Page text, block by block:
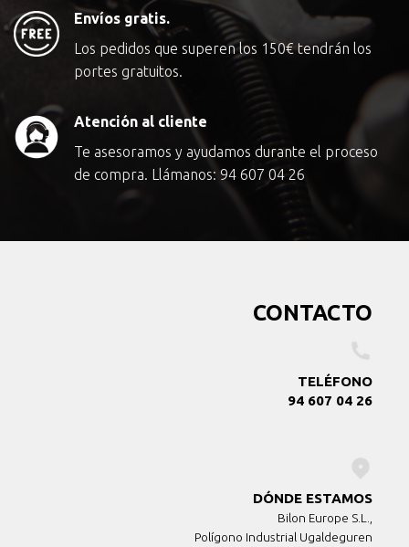
Envíos gratis.
Los pedidos que superen los 150€tendrán los
portes gratuitos.
Atención al cliente
Te asesoramos y ayudamos durante el proceso
de compra. Llámanos: 94 607 04 26
CONTACTO
TELÉFONO
94 607 04 26
DÓNDE ESTAMOS
Bilon Europe S.L.,
Polígono Industrial Ugaldeguren